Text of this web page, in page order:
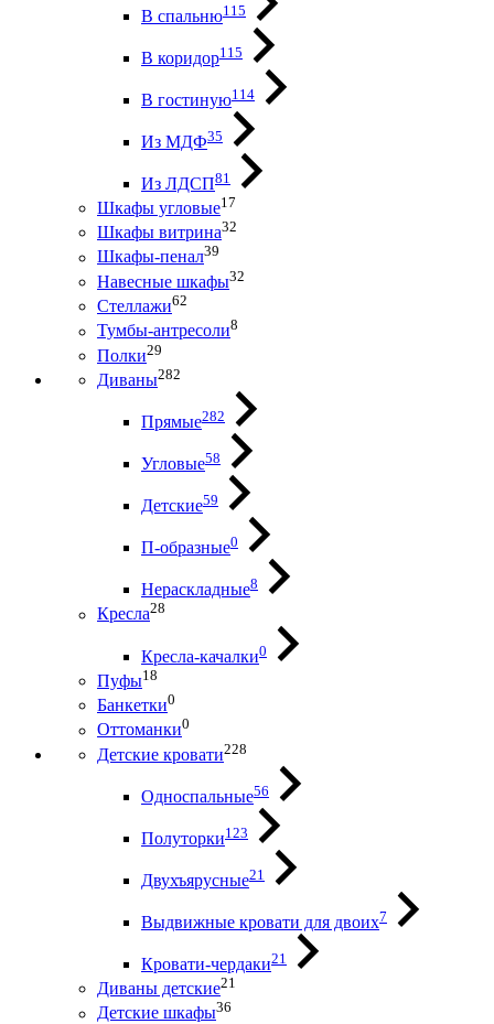
В спальню115
В коридор115
В гостиную114
Из МДФ35
Из ЛДСП81
Шкафы угловые17
Шкафы витрина32
Шкафы-пенал39
Навесные шкафы32
Стеллажи62
Тумбы-антресоли8
Полки29
Диваны282
Прямые282
Угловые58
Детские59
П-образные0
Нераскладные8
Кресла28
Кресла-качалки0
Пуфы18
Банкетки0
Оттоманки0
Детские кровати228
Односпальные56
Полуторки123
Двухъярусные21
Выдвижные кровати для двоих7
Кровати-чердаки21
Диваны детские21
Детские шкафы36